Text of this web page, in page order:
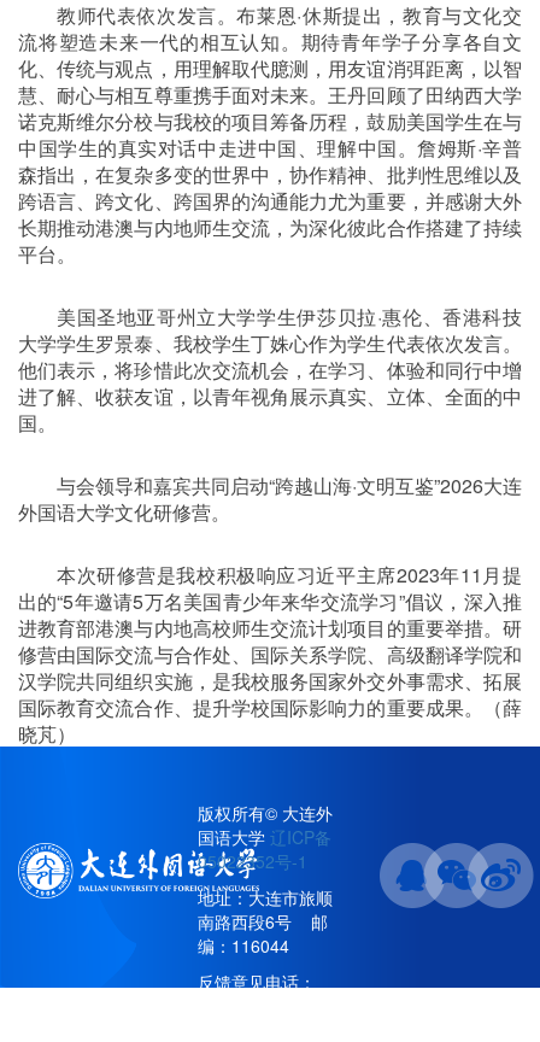
教师代表依次发言。布莱恩·休斯提出，教育与文化交
流将塑造未来一代的相互认知。期待青年学子分享各自文
化、传统与观点，用理解取代臆测，用友谊消弭距离，以智
慧、耐心与相互尊重携手面对未来。王丹回顾了田纳西大学
诺克斯维尔分校与我校的项目筹备历程，鼓励美国学生在与
中国学生的真实对话中走进中国、理解中国。詹姆斯·辛普
森指出，在复杂多变的世界中，协作精神、批判性思维以及
跨语言、跨文化、跨国界的沟通能力尤为重要，并感谢大外
长期推动港澳与内地师生交流，为深化彼此合作搭建了持续
平台。
美国圣地亚哥州立大学学生伊莎贝拉·惠伦、香港科技
大学学生罗景泰、我校学生丁姝心作为学生代表依次发言。
他们表示，将珍惜此次交流机会，在学习、体验和同行中增
进了解、收获友谊，以青年视角展示真实、立体、全面的中
国。
与会领导和嘉宾共同启动“跨越山海·文明互鉴”2026大连
外国语大学文化研修营。
本次研修营是我校积极响应习近平主席2023年11 月提
出的“5年邀请5万名美国青少年来华交流学习”倡议，深入推
进教育部港澳与内地高校师生交流计划项目的重要举措。研
修营由国际交流与合作处、国际关系学院、高级翻译学院和
汉学院共同组织实施，是我校服务国家外交外事需求、拓展
国际教育交流合作、提升学校国际影响力的重要成果。（薛
晓芃）
责任编辑：邴祎龙
版权所有© 大连外
国语大学辽ICP备
05022352号-1
地址：大连市旅顺
南路西段6号 邮
编：116044
反馈意见电话：